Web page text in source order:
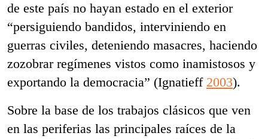
de este país no hayan estado en el exterior
“persiguiendo bandidos, interviniendo en
guerras civiles, deteniendo masacres, haciendo
zozobrar regímenes vistos como inamistosos y
exportando la democracia” (Ignatieff 2003).
Sobre la base de los trabajos clásicos que ven
en las periferias las principales raíces de la